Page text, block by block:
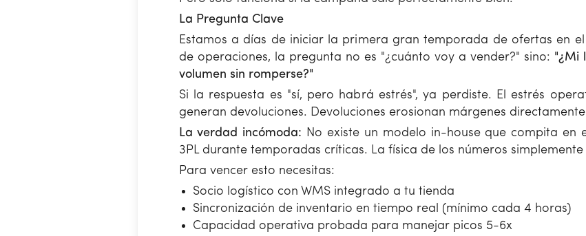
La Pregunta Clave
Estamos a días de iniciar la primera gran temporada de ofertas en
de operaciones, la pregunta no es "¿cuánto voy a vender?" sino: "¿Mi
volumen sin romperse?"
Si la respuesta es "sí, pero habrá estrés", ya perdiste. El estrés
generan devoluciones. Devoluciones erosionan márgenes
La verdad incómoda: No existe un modelo in-house que compita en
3PL durante temporadas críticas. La física de los números
Para vencer esto necesitas:
Socio logístico con WMS integrado a tu tienda
Sincronización de inventario en tiempo real (mínimo cada 4 horas)
Capacidad operativa probada para manejar picos 5-6x